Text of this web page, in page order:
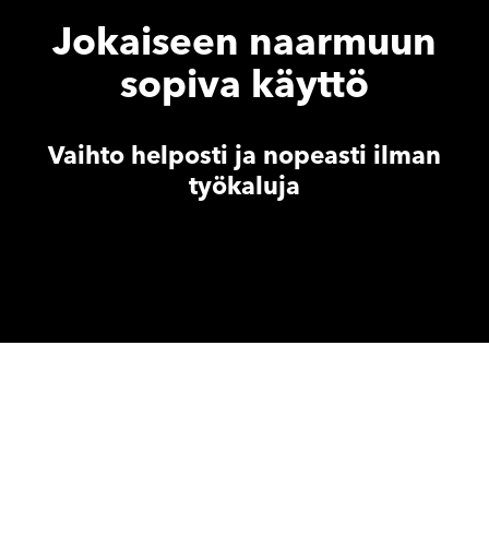
Jokaiseen naarmuun
sopiva käyttö
Vaihto helposti ja nopeasti ilman
työkaluja